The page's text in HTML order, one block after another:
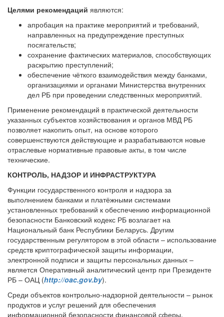
Целями рекомендаций являются:
апробация на практике мероприятий и требований,
направленных на предупреждение преступных
посягательств;
сохранение фактических материалов, способствующих
раскрытию преступлений;
обеспечение чёткого взаимодействия между банками,
организациями и органами Министерства внутренних
дел РБ при проведении следственных мероприятий.
Применение рекомендаций в практической деятельности
указанных субъектов хозяйствования и органов МВД РБ
позволяет накопить опыт, на основе которого
совершенствуются действующие и разрабатываются новые
отраслевые нормативные правовые акты, в том числе
технические.
КОНТРОЛЬ, НАДЗОР И ИНФРАСТРУКТУРА
Функции государственного контроля и надзора за
выполнением банками и платёжными системами
установленных требований к обеспечению информационной
безопасности Банковский кодекс РБ возлагает на
Национальный банк Республики Беларусь. Другим
государственным регулятором в этой области – использование
средств криптографической защиты информации,
электронной подписи и защиты персональных данных –
является Оперативный аналитический центр при Президенте
РБ – ОАЦ (http://oac.gov.by).
Среди объектов контрольно-надзорной деятельности – рынок
продуктов и услуг решений для обеспечения
информационной безопасности финансовой сферы.